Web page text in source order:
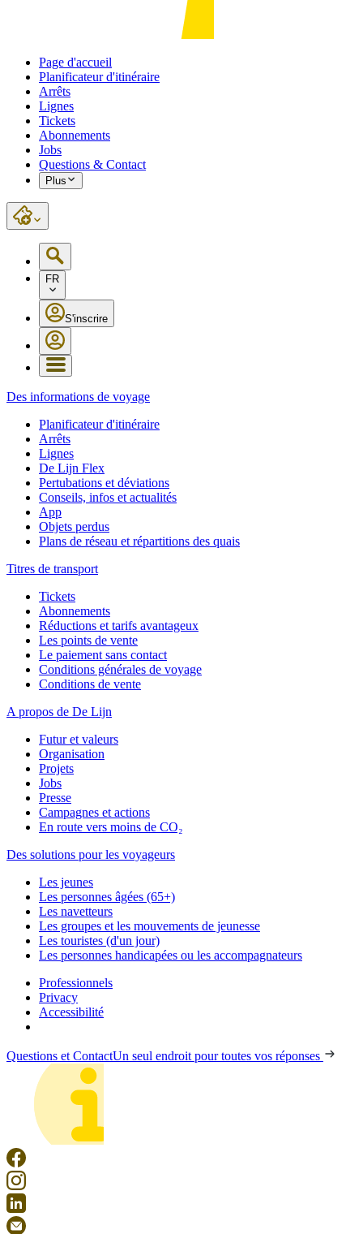
Page d'accueil
Planificateur d'itinéraire
Arrêts
Lignes
Tickets
Abonnements
Jobs
Questions & Contact
Plus
FR
S'inscrire
Des informations de voyage
Planificateur d'itinéraire
Arrêts
Lignes
De Lijn Flex
Pertubations et déviations
Conseils, infos et actualités
App
Objets perdus
Plans de réseau et répartitions des quais
Titres de transport
Tickets
Abonnements
Réductions et tarifs avantageux
Les points de vente
Le paiement sans contact
Conditions générales de voyage
Conditions de vente
A propos de De Lijn
Futur et valeurs
Organisation
Projets
Jobs
Presse
Campagnes et actions
En route vers moins de CO₂
Des solutions pour les voyageurs
Les jeunes
Les personnes âgées (65+)
Les navetteurs
Les groupes et les mouvements de jeunesse
Les touristes (d'un jour)
Les personnes handicapées ou les accompagnateurs
Professionnels
Privacy
Accessibilité
Questions et ContactUn seul endroit pour toutes vos réponses